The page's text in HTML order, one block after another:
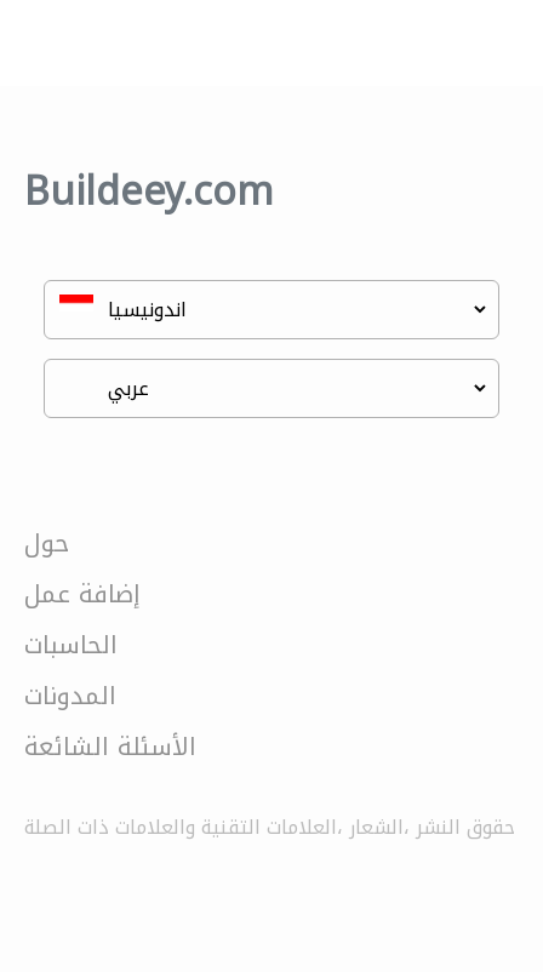
Buildeey.com
حول
إضافة عمل
الحاسبات
المدونات
الأسئلة الشائعة
حقوق النشر ،الشعار ،العلامات التقنية والعلامات ذات الصلة